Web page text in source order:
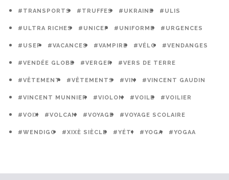
#TRANSPORTS #TRUFFES #UKRAINE #ULIS
#ULTRA RICHES #UNICEF #UNIFORME #URGENCES
#USEP #VACANCES #VAMPIRE #VÉLO #VENDANGES
#VENDÉE GLOBE #VERGER #VERS DE TERRE
#VÊTEMENT #VÊTEMENTS #VIN #VINCENT GAUDIN
#VINCENT MUNNIER #VIOLON #VOILE #VOILIER
#VOIX #VOLCAN #VOYAGE #VOYAGE SCOLAIRE
#WENDIGO #XIXÈ SIÈCLE #YÉTI #YOGA #YOGAA